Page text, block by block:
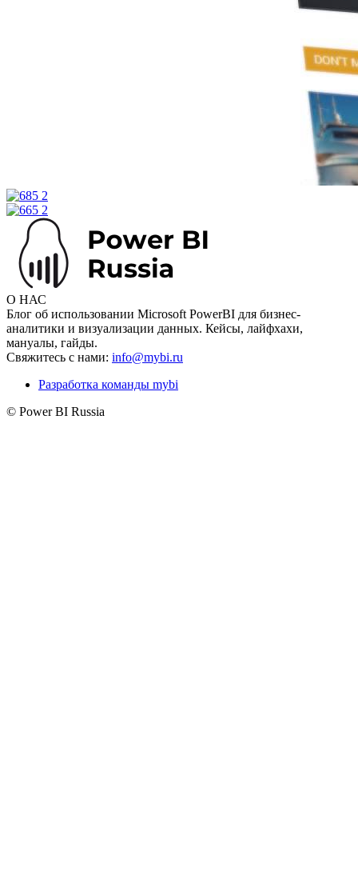
О НАС
Блог об использовании Microsoft PowerBI для бизнес-
аналитики и визуализации данных. Кейсы, лайфхахи,
мануалы, гайды.
Свяжитесь с нами: info@mybi.ru
Разработка команды mybi
© Power BI Russia